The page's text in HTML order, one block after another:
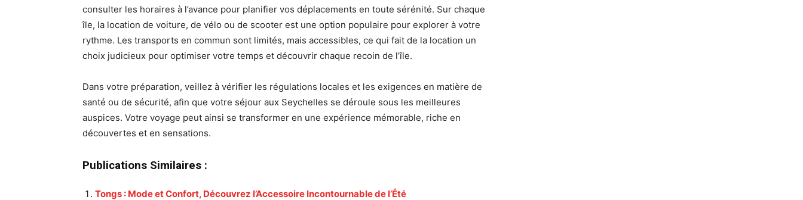
consulter les horaires à l’avance pour planifier vos déplacements en toute sérénité. Sur chaque
île, la location de voiture, de vélo ou de scooter est une option populaire pour explorer à votre
rythme. Les transports en commun sont limités, mais accessibles, ce qui fait de la location un
choix judicieux pour optimiser votre temps et découvrir chaque recoin de l’île.
Dans votre préparation, veillez à vérifier les régulations locales et les exigences en matière de
santé ou de sécurité, afin que votre séjour aux Seychelles se déroule sous les meilleures
auspices. Votre voyage peut ainsi se transformer en une expérience mémorable, riche en
découvertes et en sensations.
Publications Similaires :
Tongs : Mode et Confort, Découvrez l’Accessoire Incontournable de l’Été